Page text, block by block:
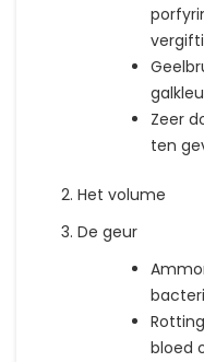
Zeer
ten
2. Het volume
3. De geur
bloed